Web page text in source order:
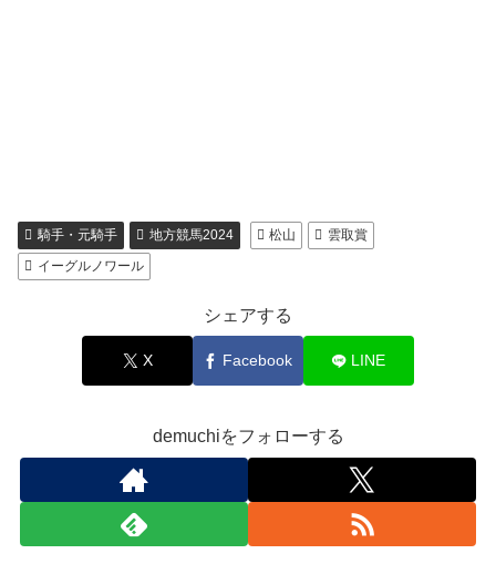
騎手・元騎手 地方競馬2024 松山
雲取賞
イーグルノワール
シェアする
X Facebook LINE
demuchiをフォローする